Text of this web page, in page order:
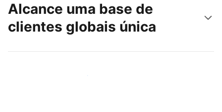
Alcance uma base de
clientes globais única
Chegue hoje mesmo a novas pessoas